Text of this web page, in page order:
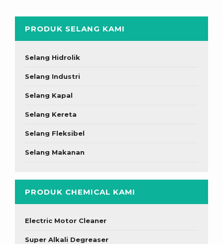
PRODUK SELANG KAMI
Selang Hidrolik
Selang Industri
Selang Kapal
Selang Kereta
Selang Fleksibel
Selang Makanan
PRODUK CHEMICAL KAMI
Electric Motor Cleaner
Super Alkali Degreaser